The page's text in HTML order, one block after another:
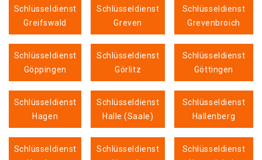
Schlüsseldienst
Greifswald
Schlüsseldienst
Greven
Schlüsseldienst
Grevenbroich
Schlüsseldienst
Göppingen
Schlüsseldienst
Görlitz
Schlüsseldienst
Göttingen
Schlüsseldienst
Hagen
Schlüsseldienst
Halle (Saale)
Schlüsseldienst
Hallenberg
Schlüsseldienst
Schlüsseldienst
Schlüsseldienst